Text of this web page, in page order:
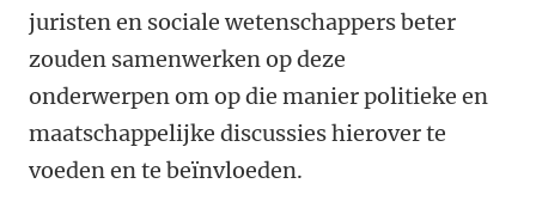
juristen en sociale wetenschappers beter
zouden samenwerken op deze
onderwerpen om op die manier politieke en
maatschappelijke discussies hierover te
voeden en te beïnvloeden.